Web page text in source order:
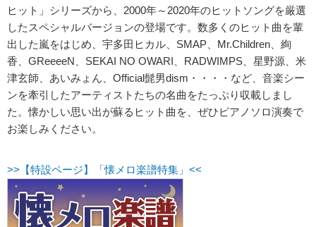
ヒット」シリーズから、2000年～2020年のヒットソングを厳選
したスペシャルバージョンの登場です。数多くのヒット曲を輩
出した嵐をはじめ、宇多田ヒカル、SMAP、Mr.Children、絢
香、GReeeeN、SEKAI NO OWARI、RADWIMPS、星野源、米
津玄師、あいみょん、Official髭男dism・・・・など、音楽シー
ンを牽引したアーティストたちの名曲をたっぷり収載しまし
た。懐かしい思い出が蘇るヒット曲を、ぜひピアノソロ演奏で
お楽しみください。
>>【特設ページ】「懐メロ楽譜特集」<<